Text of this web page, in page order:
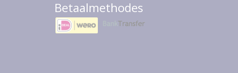
Betaalmethodes